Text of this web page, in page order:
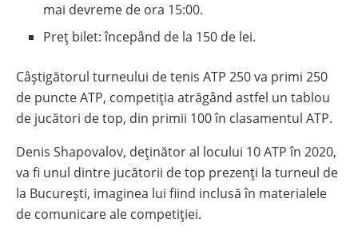
mai devreme de ora 15:00.
Preț bilet: începând de la 150 de lei.
Câștigătorul turneului de tenis ATP 250 va primi 250
de puncte ATP, competiția atrăgând astfel un tablou
de jucători de top, din primii 100 în clasamentul ATP.
Denis Shapovalov, deținător al locului 10 ATP în 2020,
va fi unul dintre jucătorii de top prezenți la turneul de
la București, imaginea lui fiind inclusă în materialele
de comunicare ale competiției.